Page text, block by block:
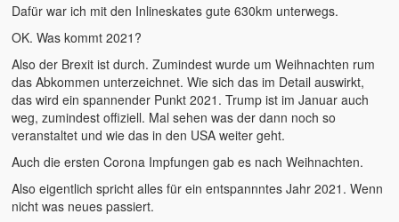
Dafür war ich mit den Inlineskates gute 630km unterwegs.
OK. Was kommt 2021?
Also der Brexit ist durch. Zumindest wurde um Weihnachten rum
das Abkommen unterzeichnet. Wie sich das im Detail auswirkt,
das wird ein spannender Punkt 2021. Trump ist im Januar auch
weg, zumindest offiziell. Mal sehen was der dann noch so
veranstaltet und wie das in den USA weiter geht.
Auch die ersten Corona Impfungen gab es nach Weihnachten.
Also eigentlich spricht alles für ein entspannntes Jahr 2021. Wenn
nicht was neues passiert.